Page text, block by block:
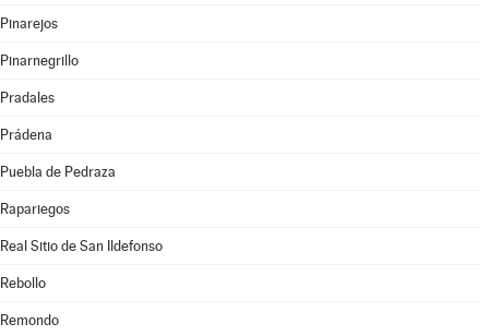
Pinarejos
Pinarnegrillo
Pradales
Prádena
Puebla de Pedraza
Rapariegos
Real Sitio de San Ildefonso
Rebollo
Remondo